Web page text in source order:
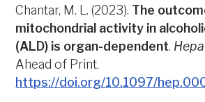
Chantar, M. L. (2023). The
mitochondrial activity in
(ALD) is organ-dependent.
Ahead of Print.
https://doi.org/10.1097/